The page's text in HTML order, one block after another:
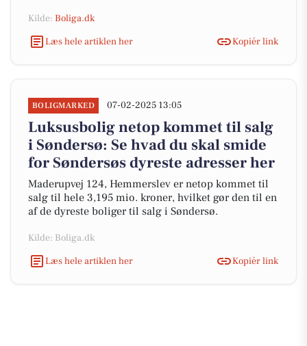
Kilde: Boliga.dk
Læs hele artiklen her
Kopiér link
BOLIGMARKED 07-02-2025 13:05
Luksusbolig netop kommet til salg
i Søndersø: Se hvad du skal smide
for Søndersøs dyreste adresser her
Maderupvej 124, Hemmerslev er netop kommet til
salg til hele 3,195 mio. kroner, hvilket gør den til en
af de dyreste boliger til salg i Søndersø.
Kilde: Boliga.dk
Læs hele artiklen her
Kopiér link